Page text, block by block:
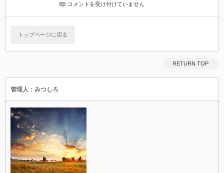
の
１
原
系
の
少々
は
コメントを受け付けていません
トップページに戻る
RETURN TOP
管理人：みつしろ